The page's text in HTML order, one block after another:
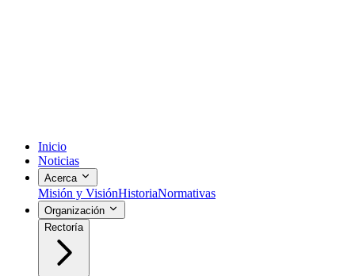
Inicio
Noticias
Acerca
Misión y VisiónHistoriaNormativas
Organización
Rectoría